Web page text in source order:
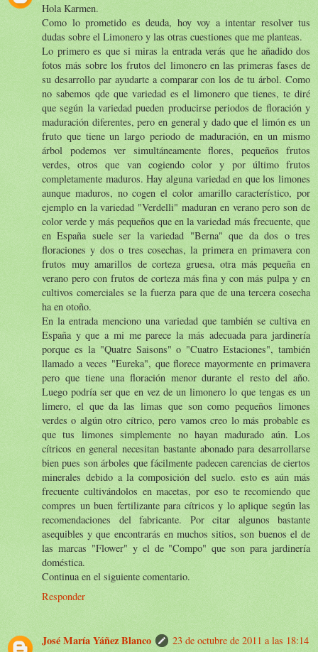
Hola Karmen.
Como lo prometido es deuda, hoy voy a intentar resolver tus
dudas sobre el Limonero y las otras cuestiones que me planteas.
Lo primero es que si miras la entrada verás que he añadido dos
fotos más sobre los frutos del limonero en las primeras fases de
su desarrollo par ayudarte a comparar con los de tu árbol. Como
no sabemos qde que variedad es el limonero que tienes, te diré
que según la variedad pueden producirse periodos de floración y
maduración diferentes, pero en general y dado que el limón es un
fruto que tiene un largo periodo de maduración, en un mismo
árbol podemos ver simultáneamente flores, pequeños frutos
verdes, otros que van cogiendo color y por último frutos
completamente maduros. Hay alguna variedad en que los limones
aunque maduros, no cogen el color amarillo característico, por
ejemplo en la variedad "Verdelli" maduran en verano pero son de
color verde y más pequeños que en la variedad más frecuente, que
en España suele ser la variedad "Berna" que da dos o tres
floraciones y dos o tres cosechas, la primera en primavera con
frutos muy amarillos de corteza gruesa, otra más pequeña en
verano pero con frutos de corteza más fina y con más pulpa y en
cultivos comerciales se la fuerza para que de una tercera cosecha
ha en otoño.
En la entrada menciono una variedad que también se cultiva en
España y que a mi me parece la más adecuada para jardinería
porque es la "Quatre Saisons" o "Cuatro Estaciones", también
llamado a veces "Eureka", que florece mayormente en primavera
pero que tiene una floración menor durante el resto del año.
Luego podría ser que en vez de un limonero lo que tengas es un
limero, el que da las limas que son como pequeños limones
verdes o algún otro cítrico, pero vamos creo lo más probable es
que tus limones simplemente no hayan madurado aún. Los
cítricos en general necesitan bastante abonado para desarrollarse
bien pues son árboles que fácilmente padecen carencias de ciertos
minerales debido a la composición del suelo. esto es aún más
frecuente cultivándolos en macetas, por eso te recomiendo que
compres un buen fertilizante para cítricos y lo aplique según las
recomendaciones del fabricante. Por citar algunos bastante
asequibles y que encontrarás en muchos sitios, son buenos el de
las marcas "Flower" y el de "Compo" que son para jardinería
doméstica.
Continua en el siguiente comentario.
Responder
José María Yáñez Blanco
23 de octubre de 2011 a las 18:14